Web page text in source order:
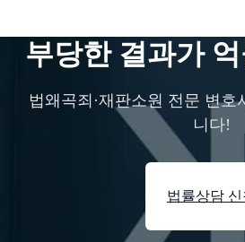
부당한 결과가
법왜곡죄·재판소원 전문 변
니다!
법률상담 신